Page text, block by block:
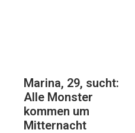
Marina, 29, sucht:
Alle Monster
kommen um
Mitternacht